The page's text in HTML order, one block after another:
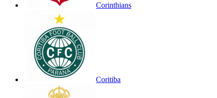
Corinthians
Coritiba